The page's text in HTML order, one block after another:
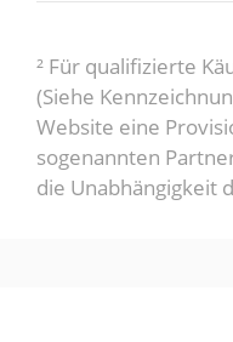
² Für qualifizierte
(Siehe
Website eine
sogenannten
die Unabhängigkeit